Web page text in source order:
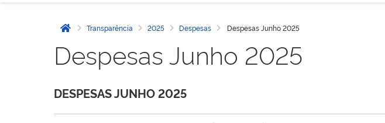
Página inicial
Transparência 2025 Despesas Despesas Junho 2025
Despesas Junho 2025
DESPESAS JUNHO 2025